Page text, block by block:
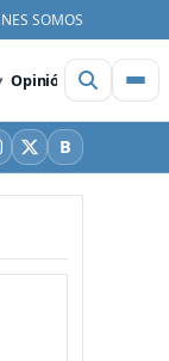
SOMOS
Opinión Videos
X BBluesky
y